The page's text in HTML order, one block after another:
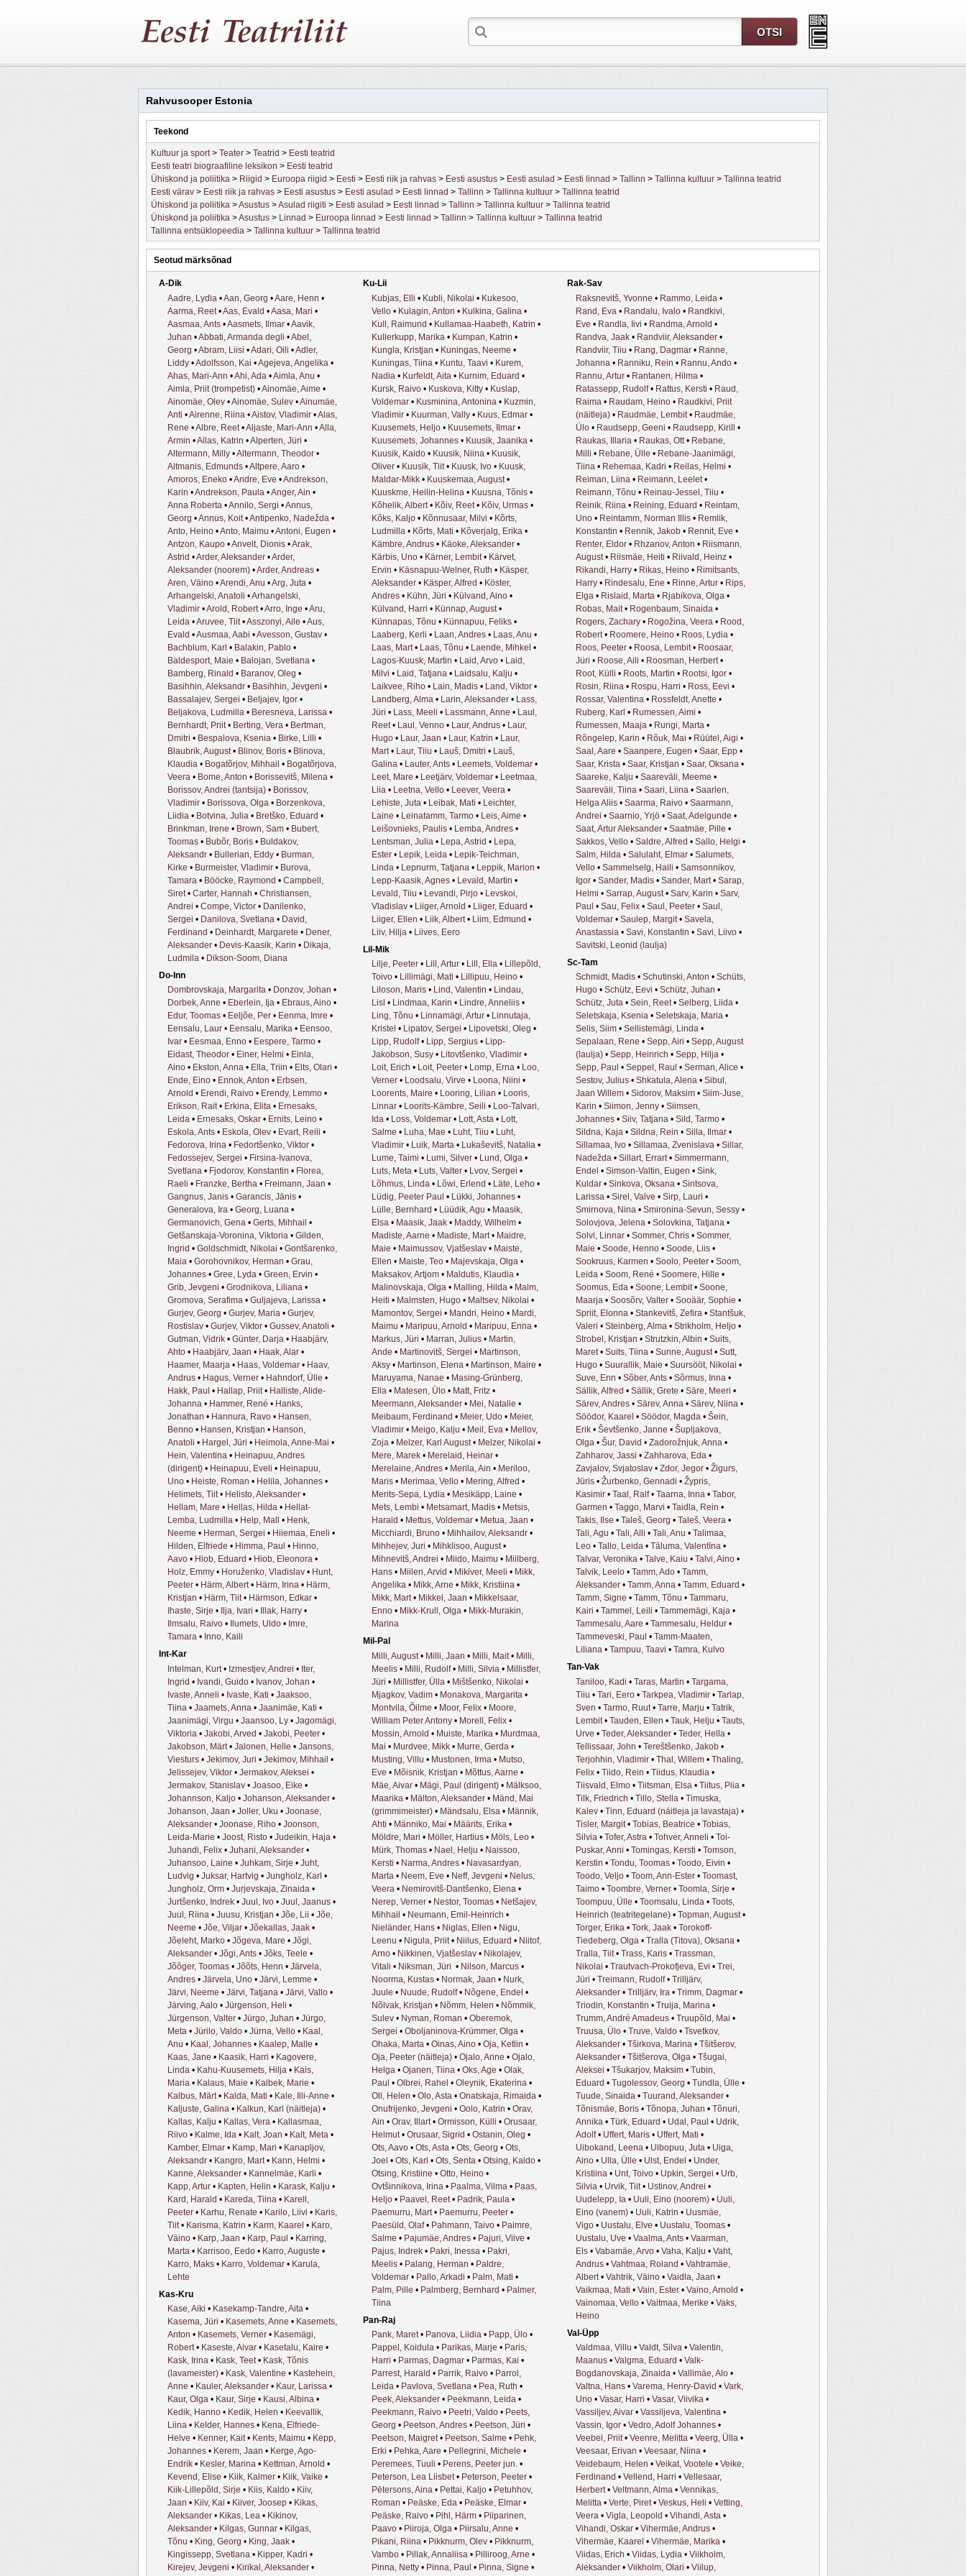
Rahvusooper Estonia
Teekond
Kultuur ja sport> Teater > Teatrid > Eesti teatrid
Eesti teatri biograafiline leksikon > Eesti teatrid
Ühiskond ja poliitika > Riigid > Euroopa riigid > Eesti > Eesti riik ja rahvas > Eesti asustus > Eesti asulad > Eesti linnad > Tallinn > Tallinna kultuur > Tallinna teatrid
Eesti värav > Eesti riik ja rahvas > Eesti asustus > Eesti asulad > Eesti linnad > Tallinn > Tallinna kultuur > Tallinna teatrid
Ühiskond ja poliitika >Asustus >Asulad riigiti > Eesti asulad > Eesti linnad > Tallinn > Tallinna kultuur > Tallinna teatrid
Ühiskond ja poliitika >Asustus > Linnad > Euroopa linnad > Eesti linnad > Tallinn > Tallinna kultuur > Tallinna teatrid
Tallinna entsüklopeedia > Tallinna kultuur > Tallinna teatrid
Seotud märksõnad
A-Dik
Aadre, Lydia •Aan, Georg •Aare, Henn •
Aarma, Reet •Aas, Evald •Aasa, Mari •
Aasmaa, Ants •Aasmets, Ilmar •Aavik,
Juhan •Abbati, Armanda degli •Abel,
Georg •Abram, Liisi •Adari, Oili •Adler,
Liddy •Adolfsson, Kai •Agejeva, Angelika •
Ahas, Mari-Ann •Ahi, Ada •Aimla, Anu •
Aimla, Priit (trompetist) •Ainomäe, Aime •
Ainomäe, Olev •Ainomäe, Sulev •Ainumäe,
Anti •Airenne, Riina •Aistov, Vladimir •Alas,
Rene •Albre, Reet •Aljaste, Mari-Ann •Alla,
Armin •Allas, Katrin •Alperten, Jüri •
Altermann, Milly •Altermann, Theodor •
Altmanis, Edmunds •Altpere, Aaro •
Amoros, Eneko •Andre, Eve •Andrekson,
Karin •Andrekson, Paula •Anger, Ain •
Anna Roberta •Annilo, Sergi •Annus,
Georg •Annus, Koit •Antipenko, Nadežda •
Anto, Heino •Anto, Maimu •Antoni, Eugen •
Antzon, Kaupo •Anvelt, Dionis •Arak,
Astrid •Arder, Aleksander •Arder,
Aleksander (noorem) •Arder, Andreas •
Aren, Väino •Arendi, Anu •Arg, Juta •
Arhangelski, Anatoli •Arhangelski,
Vladimir •Arold, Robert •Arro, Inge •Aru,
Leida •Aruvee, Tiit •Asszonyi, Aile •Aus,
Evald •Ausmaa, Aabi •Avesson, Gustav •
Bachblum, Karl • Balakin, Pablo •
Baldesport, Maie • Balojan, Svetlana •
Bamberg, Rinald • Baranov, Oleg •
Basihhin, Aleksandr • Basihhin, Jevgeni •
Bassalajev, Sergei • Beljajev, Igor •
Beljakova, Ludmilla • Beresneva, Larissa •
Bernhardt, Priit • Berting, Vera • Bertman,
Dmitri • Bespalova, Ksenia • Birke, Lilli •
Blaubrik, August • Blinov, Boris • Blinova,
Klaudia • Bogatõrjov, Mihhail • Bogatõrjova,
Veera • Bome, Anton • Borissevitš, Milena •
Borissov, Andrei (tantsija) • Borissov,
Vladimir • Borissova, Olga • Borzenkova,
Liidia • Botvina, Julia • Bretško, Eduard •
Brinkman, Irene • Brown, Sam • Bubert,
Toomas • Bubõr, Boris • Buldakov,
Aleksandr • Bullerian, Eddy • Burman,
Kirke • Burmeister, Vladimir • Burova,
Tamara • Bööcke, Raymond • Campbell,
Siret • Carter, Hannah • Christiansen,
Andrei • Compe, Victor • Danilenko,
Sergei • Danilova, Svetlana • David,
Ferdinand • Deinhardt, Margarete • Dener,
Aleksander • Devis-Kaasik, Karin • Dikaja,
Ludmila • Dikson-Soom, Diana
Do-Inn
Dombrovskaja, Margarita • Donzov, Johan •
Dorbek, Anne • Eberlein, Ija • Ebraus, Aino •
Edur, Toomas • Eeljõe, Per • Eenma, Imre •
Eensalu, Laur • Eensalu, Marika • Eensoo,
Ivar • Eesmaa, Enno • Eespere, Tarmo •
Eidast, Theodor • Einer, Helmi • Einla,
Aino • Ekston, Anna • Ella, Triin • Elts, Olari •
Ende, Eino • Ennok, Anton • Erbsen,
Arnold • Erendi, Raivo • Erendy, Lemmo •
Erikson, Rait• Erkina, Elita • Ernesaks,
Leida • Ernesaks, Oskar • Ernits, Leino •
Eskola, Ants • Eskola, Olev • Evart, Reili •
Fedorova, Irina • Fedortšenko, Viktor •
Fedossejev, Sergei • Firsina-Ivanova,
Svetlana • Fjodorov, Konstantin • Florea,
Raeli • Franzke, Bertha • Freimann, Jaan •
Gangnus, Janis • Garancis, Jānis •
Generalova, Ira • Georg, Luana •
Germanovich, Gena • Gerts, Mihhail •
Getšanskaja-Voronina, Viktoria • Gilden,
Ingrid • Goldschmidt, Nikolai • Gontšarenko,
Maia • Gorohovnikov, Herman • Grau,
Johannes • Gree, Lyda • Green, Ervin •
Grib, Jevgeni • Grodnikova, Liliana •
Gromova, Serafima • Guljajeva, Larissa •
Gurjev, Georg • Gurjev, Maria • Gurjev,
Rostislav • Gurjev, Viktor • Gussev, Anatoli •
Gutman, Vidrik • Günter, Darja • Haabjärv,
Ahto • Haabjärv, Jaan • Haak, Alar •
Haamer, Maarja • Haas, Voldemar • Haav,
Andrus • Hagus, Verner • Hahndorf, Ülle •
Hakk, Paul • Hallap, Priit• Halliste, Alide-
Johanna • Hammer, René • Hanks,
Jonathan • Hannura, Ravo • Hansen,
Benno • Hansen, Kristjan • Hanson,
Anatoli • Hargel, Jüri • Heimola, Anne-Mai •
Hein, Valentina • Heinapuu, Andres
(dirigent) • Heinapuu, Eveli • Heinapuu,
Uno • Heiste, Roman • Helila, Johannes •
Helimets, Tiit• Helisto, Aleksander •
Hellam, Mare • Hellas, Hilda • Hellat-
Lemba, Ludmilla • Help, Mall • Henk,
Neeme • Herman, Sergei • Hiiemaa, Eneli •
Hilden, Elfriede • Himma, Paul • Hinno,
Aavo • Hiob, Eduard • Hiob, Eleonora •
Holz, Emmy • Horuženko, Vladislav • Hunt,
Peeter • Härm, Albert• Härm, Irina • Härm,
Kristjan • Härm, Tiit• Härmson, Edkar •
Ihaste, Sirje • Ilja, Ivari • Illak, Harry •
Ilmsalu, Raivo • Ilumets, Uldo • Imre,
Tamara • Inno, Kaili
Int-Kar
Intelman, Kurt • Izmestjev, Andrei • Iter,
Ingrid • Ivandi, Guido • Ivanov, Johan •
Ivaste, Anneli • Ivaste, Kati • Jaaksoo,
Tiina • Jaamets, Anna • Jaanimäe, Kati •
Jaanimägi, Virgu • Jaansoo, Ly • Jagomägi,
Viktoria • Jakobi, Arved • Jakobi, Peeter •
Jakobson, Märt • Jalonen, Helle • Jansons,
Viesturs • Jekimov, Juri • Jekimov, Mihhail •
Jelissejev, Viktor • Jermakov, Aleksei •
Jermakov, Stanislav • Joasoo, Eike •
Johannson, Kaljo • Johanson, Aleksander •
Johanson, Jaan • Joller, Uku • Joonase,
Aleksander • Joonase, Riho • Joonson,
Leida-Marie • Joost, Risto • Judeikin, Haja •
Juhandi, Felix • Juhani, Aleksander •
Juhansoo, Laine • Juhkam, Sirje • Juht,
Ludvig • Juksar, Hartvig • Jungholz, Karl •
Jungholz, Orm • Jurjevskaja, Zinaida •
Jurtšenko, Indrek • Juul, Ivo • Juul, Jaanus •
Juul, Riina • Juusu, Kristjan • Jõe, Lii • Jõe,
Neeme • Jõe, Viljar • Jõekallas, Jaak •
Jõeleht, Marko • Jõgeva, Mare • Jõgi,
Aleksander • Jõgi, Ants • Jõks, Teele •
Jõõger, Toomas • Jõõts, Henn • Järvela,
Andres • Järvela, Uno • Järvi, Lemme •
Järvi, Neeme • Järvi, Tatjana • Järvi, Vallo •
Järving, Aalo • Jürgenson, Heli •
Jürgenson, Valter • Jürgo, Juhan • Jürgo,
Meta • Jürilo, Valdo • Jürna, Vello • Kaal,
Anu • Kaal, Johannes • Kaalep, Malle •
Kaas, Jane • Kaasik, Harri • Kagovere,
Linda • Kahu-Kuusemets, Hilja • Kais,
Maria • Kalaus, Maie • Kalbek, Marie •
Kalbus, Märt • Kalda, Mati • Kale, Illi-Anne •
Kaljuste, Galina • Kalkun, Karl (näitleja) •
Kallas, Kalju • Kallas, Vera • Kallasmaa,
Riivo • Kalme, Ida • Kalt, Joan • Kalt, Meta •
Kamber, Elmar • Kamp, Mari • Kanapljov,
Aleksandr • Kangro, Mart • Kann, Helmi •
Kanne, Aleksander • Kannelmäe, Karli •
Kapp, Artur • Kapten, Helin • Karask, Kalju •
Kard, Harald • Kareda, Tiina • Karell,
Peeter • Karhu, Renate • Karilo, Liivi • Karis,
Tiit • Karisma, Katrin • Karm, Kaarel • Karo,
Väino • Karp, Jaan • Karp, Paul • Karring,
Marta • Karrisoo, Eedo • Karro, Auguste •
Karro, Maks • Karro, Voldemar • Karula,
Lehte
Kas-Kru
Kase, Aiki • Kasekamp-Tandre, Aita •
Kasema, Jüri • Kasemets, Anne • Kasemets,
Anton • Kasemets, Verner • Kasemägi,
Robert• Kaseste, Aivar • Kasetalu, Kaire •
Kask, Irina • Kask, Teet• Kask, Tõnis
(lavameister) • Kask, Valentine • Kastehein,
Anne • Kauler, Aleksander • Kaur, Larissa •
Kaur, Olga • Kaur, Sirje • Kausi, Albina •
Kedik, Hanno • Kedik, Helen • Keevallik,
Liina • Kelder, Hannes • Kena, Elfriede-
Helve • Kenner, Kait• Kents, Maimu • Kepp,
Johannes • Kerem, Jaan • Kerge, Ago-
Endrik • Kesler, Marina • Kettman, Arnold •
Kevend, Elise • Kiik, Kalmer • Kiik, Vaike •
Kiik-Lillepõld, Sirje • Kiis, Kaldo • Kiiv,
Jaan • Kiiv, Kai • Kiiver, Joosep • Kikas,
Aleksander • Kikas, Lea • Kikinov,
Aleksander • Kilgas, Gunnar • Kilgas,
Tõnu • King, Georg • King, Jaak •
Kingissepp, Svetlana • Kipper, Kadri •
Kirejev, Jevgeni • Kirikal, Aleksander •
Ku-Lii
Kubjas, Elli • Kubli, Nikolai • Kukesoo,
Vello • Kulagin, Anton • Kulkina, Galina •
Kull, Raimund • Kullamaa-Haabeth, Katrin •
Kullerkupp, Marika • Kumpan, Katrin •
Kungla, Kristjan • Kuningas, Neeme •
Kuningas, Tiina • Kuntu, Taavi • Kurem,
Nadia • Kurfeldt, Aita • Kurnim, Eduard •
Kursk, Raivo • Kuskova, Kitty • Kuslap,
Voldemar • Kusminina, Antonina • Kuzmin,
Vladimir • Kuurman, Vally • Kuus, Edmar •
Kuusemets, Heljo • Kuusemets, Ilmar •
Kuusemets, Johannes • Kuusik, Jaanika •
Kuusik, Kaido • Kuusik, Niina • Kuusik,
Oliver • Kuusik, Tiit • Kuusk, Ivo • Kuusk,
Maldar-Mikk • Kuuskemaa, August •
Kuuskme, Heilin-Helina • Kuusna, Tõnis •
Kõhelik, Albert • Kõiv, Reet • Kõiv, Urmas •
Kõks, Kaljo • Kõnnusaar, Milvi • Kõrts,
Ludmilla • Kõrts, Mati • Kõverjalg, Erika •
Kämbre, Andrus • Käoke, Aleksander •
Kärbis, Uno • Kärner, Lembit • Kärvet,
Ervin • Käsnapuu-Welner, Ruth • Käsper,
Aleksander • Käsper, Alfred • Köster,
Andres • Kühn, Jüri • Külvand, Aino •
Külvand, Harri • Künnap, August •
Künnapas, Tõnu • Künnapuu, Feliks •
Laaberg, Kerli • Laan, Andres • Laas, Anu •
Laas, Mart • Laas, Tõnu • Laende, Mihkel •
Lagos-Kuusk, Martin • Laid, Arvo • Laid,
Milvi • Laid, Tatjana • Laidsalu, Kalju •
Laikvee, Riho • Lain, Madis • Land, Viktor •
Landberg, Alma • Larin, Aleksander • Lass,
Jüri • Lass, Meeli • Lassmann, Anne • Laul,
Reet • Laul, Venno • Laur, Andrus • Laur,
Hugo • Laur, Jaan • Laur, Katrin • Laur,
Mart • Laur, Tiiu • Lauš, Dmitri • Lauš,
Galina • Lauter, Ants • Leemets, Voldemar •
Leet, Mare • Leetjärv, Voldemar • Leetmaa,
Liia • Leetna, Vello • Leever, Veera •
Lehiste, Juta • Leibak, Mati • Leichter,
Laine • Leinatamm, Tarmo • Leis, Aime •
Leišovnieks, Paulis • Lemba, Andres •
Lentsman, Julia • Lepa, Astrid • Lepa,
Ester • Lepik, Leida • Lepik-Teichman,
Linda • Lepnurm, Tatjana • Leppik, Marion •
Lepp-Kaasik, Agnes • Levald, Martin •
Levald, Tiiu • Levandi, Pirjo • Levskoi,
Vladislav • Liiger, Arnold • Liiger, Eduard •
Liiger, Ellen • Liik, Albert • Liim, Edmund •
Liiv, Hilja • Liives, Eero
Lil-Mik
Lilje, Peeter • Lill, Artur • Lill, Ella • Lillepõld,
Toivo • Lillimägi, Mati • Lillipuu, Heino •
Liloson, Maris • Lind, Valentin • Lindau,
Lisl • Lindmaa, Karin • Lindre, Anneliis •
Ling, Tõnu • Linnamägi, Artur • Linnutaja,
Kristel • Lipatov, Sergei • Lipovetski, Oleg •
Lipp, Rudolf• Lipp, Sergius • Lipp-
Jakobson, Susy • Litovtšenko, Vladimir •
Loit, Erich • Loit, Peeter • Lomp, Erna • Loo,
Verner • Loodsalu, Virve • Loona, Niini •
Loorents, Maire • Looring, Lilian • Looris,
Linnar • Loorits-Kämbre, Seili • Loo-Talvari,
Ida • Loss, Voldemar • Lott, Asta • Lott,
Salme • Luha, Mae • Luht, Tiiu • Luht,
Vladimir • Luik, Marta • Lukaševitš, Natalia •
Lume, Taimi • Lumi, Silver • Lund, Olga •
Luts, Meta • Luts, Valter • Lvov, Sergei •
Lõhmus, Linda • Lõwi, Erlend • Läte, Leho •
Lüdig, Peeter Paul • Lükki, Johannes •
Lülle, Bernhard • Lüüdik, Agu • Maasik,
Elsa • Maasik, Jaak • Maddy, Wilhelm •
Madiste, Aarne • Madiste, Mart• Maidre,
Maie • Maimussov, Vjatšeslav • Maiste,
Ellen • Maiste, Teo • Majevskaja, Olga •
Maksakov, Artjom • Maldutis, Klaudia •
Malinovskaja, Olga • Malling, Hilda • Malm,
Heiti • Malmsten, Hugo • Maltsev, Nikolai •
Mamontov, Sergei • Mandri, Heino • Mardi,
Maimu • Maripuu, Arnold • Maripuu, Enna •
Markus, Jüri • Marran, Julius • Martin,
Ande • Martinovitš, Sergei • Martinson,
Aksy • Martinson, Elena • Martinson, Maire •
Maruyama, Nanae • Masing-Grünberg,
Ella • Matesen, Ülo • Matt, Fritz •
Meermann, Aleksander • Mei, Natalie •
Meibaum, Ferdinand • Meier, Udo • Meier,
Vladimir • Meigo, Kalju • Meil, Eva • Mellov,
Zoja • Melzer, Karl August• Melzer, Nikolai •
Mere, Marek • Merelaid, Heinar •
Merelaine, Andres • Merila, Ain • Meriloo,
Maris • Merimaa, Vello • Mering, Alfred •
Merits-Sepa, Lydia • Mesikäpp, Laine •
Mets, Lembi • Metsamart, Madis • Metsis,
Harald • Mettus, Voldemar • Metua, Jaan •
Micchiardi, Bruno • Mihhailov, Aleksandr •
Mihhejev, Juri • Mihklisoo, August•
Mihnevitš, Andrei • Miido, Maimu • Miilberg,
Hans • Miilen, Arvid • Mikiver, Meeli • Mikk,
Angelika • Mikk, Arne • Mikk, Kristiina •
Mikk, Mart• Mikkel, Jaan • Mikkelsaar,
Enno • Mikk-Krull, Olga • Mikk-Murakin,
Marina
Mil-Pal
Milli, August • Milli, Jaan • Milli, Mait • Milli,
Meelis • Milli, Rudolf• Milli, Silvia • Millistfer,
Jüri • Millistfer, Ülla • Mištšenko, Nikolai •
Mjagkov, Vadim • Monakova, Margarita •
Montvila, Õilme • Moor, Felix • Moore,
William Peter Antony • Morell, Felix •
Mossin, Arnold • Muiste, Marika • Murdmaa,
Mai • Murdvee, Mikk • Murre, Gerda •
Musting, Villu • Mustonen, Irma • Mutso,
Eve • Mõisnik, Kristjan • Mõttus, Aarne •
Mäe, Aivar • Mägi, Paul (dirigent) • Mälksoo,
Maarika • Mälton, Aleksander • Mänd, Mai
(grimmimeister) • Mändsalu, Elsa • Männik,
Ahti • Männiko, Mai • Määrits, Erika •
Möldre, Mari • Möller, Hartius • Möls, Leo •
Mürk, Thomas • Nael, Helju • Naissoo,
Kersti • Narma, Andres • Navasardyan,
Marta • Neem, Eve • Neff, Jevgeni • Nelus,
Veera • Nemirovitš-Dantšenko, Elena •
Nerep, Verner • Nestor, Toomas • Netšajev,
Mihhail • Neumann, Emil-Heinrich •
Nieländer, Hans • Niglas, Ellen • Nigu,
Leenu • Nigula, Priit • Niilus, Eduard • Niitof,
Arno • Nikkinen, Vjatšeslav • Nikolajev,
Vitali • Niksman, Jüri • Nilson, Marcus •
Noorma, Kustas • Normak, Jaan • Nurk,
Juule • Nuude, Rudolf• Nõgene, Endel •
Nõlvak, Kristjan • Nõmm, Helen • Nõmmik,
Sulev • Nyman, Roman • Oberemok,
Sergei • Oboljaninova-Krümmer, Olga •
Ohaka, Marta • Oinas, Aino • Oja, Ketlin •
Oja, Peeter (näitleja) • Ojalo, Anne • Ojalo,
Helga • Ojanen, Tiina • Oks, Age • Olak,
Paul • Olbrei, Rahel • Oleynik, Ekaterina •
Oll, Helen • Olo, Asta • Onatskaja, Rimaida •
Onufrijenko, Jevgeni • Oolo, Katrin • Orav,
Ain • Orav, Illart • Ormisson, Külli • Orusaar,
Helmut • Orusaar, Sigrid • Ostanin, Oleg •
Ots, Aavo • Ots, Asta • Ots, Georg • Ots,
Joel • Ots, Karl • Ots, Senta • Otsing, Kaido •
Otsing, Kristiine • Otto, Heino •
Ovtšinnikova, Irina • Paalma, Vilma • Paas,
Heljo • Paavel, Reet • Padrik, Paula •
Paemurru, Mart • Paemurru, Peeter •
Paesüld, Olaf• Pahmann, Taivo • Paimre,
Salme • Pajumäe, Andres • Pajuri, Viive •
Pajus, Indrek • Pakri, Inessa • Pakri,
Meelis • Palang, Herman • Paldre,
Voldemar • Pallo, Arkadi • Palm, Mati •
Palm, Pille • Palmberg, Bernhard • Palmer,
Tiina
Pan-Raj
Pank, Maret• Panova, Liidia • Papp, Ülo •
Pappel, Koidula • Parikas, Marje • Paris,
Harri • Parmas, Dagmar • Parmas, Kai •
Parrest, Harald • Parrik, Raivo • Parrol,
Leida • Pavlova, Svetlana • Pea, Ruth •
Peek, Aleksander • Peekmann, Leida •
Peekmann, Raivo • Peetri, Valdo • Peets,
Georg • Peetson, Andres • Peetson, Jüri •
Peetson, Maigret• Peetson, Salme • Pehk,
Erki • Pehka, Aare • Pellegrini, Michele •
Peremees, Tuuli • Perens, Peeter jun. •
Peterson, Lea Liisbet• Peterson, Peeter •
Pētersons, Aina • Pettai, Kaljo • Petuhhov,
Roman • Peäske, Eda • Peäske, Elmar •
Peäske, Raivo • Pihl, Härm • Piiparinen,
Paavo • Piiroja, Olga • Piirsalu, Anne •
Pikani, Riina • Pikknurm, Olev • Pikknurm,
Vambo • Pillak, Annaliisa • Pilliroog, Arne •
Pinna, Netty • Pinna, Paul • Pinna, Signe •
Rak-Sav
Raksnevitš, Yvonne • Rammo, Leida •
Rand, Eva • Randalu, Ivalo • Randkivi,
Eve • Randla, Iivi • Randma, Arnold •
Randva, Jaak • Randviir, Aleksander •
Randviir, Tiiu • Rang, Dagmar • Ranne,
Johanna • Ranniku, Rein • Rannu, Ando •
Rannu, Artur • Rantanen, Hilma •
Ratassepp, Rudolf• Rattus, Kersti • Raud,
Raima • Raudam, Heino • Raudkivi, Priit
(näitleja) • Raudmäe, Lembit • Raudmäe,
Ülo • Raudsepp, Geeni • Raudsepp, Kirill •
Raukas, Illaria • Raukas, Ott • Rebane,
Milli • Rebane, Ülle • Rebane-Jaanimägi,
Tiina • Rehemaa, Kadri • Reilas, Helmi •
Reiman, Liina • Reimann, Leelet •
Reimann, Tõnu • Reinau-Jessel, Tiiu •
Reinik, Riina • Reining, Eduard • Reintam,
Uno • Reintamm, Norman Illis • Remlik,
Konstantin • Rennik, Jakob • Rennit, Eve •
Renter, Eldor • Rhzanov, Anton • Riismann,
August • Riismäe, Heiti • Riivald, Heinz •
Rikandi, Harry • Rikas, Heino • Rimitsants,
Harry • Rindesalu, Ene • Rinne, Artur • Rips,
Elga • Rislaid, Marta • Rjabikova, Olga •
Robas, Mait • Rogenbaum, Sinaida •
Rogers, Zachary • Rogožina, Veera • Rood,
Robert • Roomere, Heino • Roos, Lydia •
Roos, Peeter • Roosa, Lembit • Roosaar,
Jüri • Roose, Aili • Roosman, Herbert •
Root, Külli • Roots, Martin • Rootsi, Igor •
Rosin, Riina • Rospu, Harri • Ross, Eevi •
Rossar, Valentina • Rossfeldt, Anette •
Ruberg, Karl • Rumessen, Aimi •
Rumessen, Maaja • Rungi, Marta •
Rõngelep, Karin • Rõuk, Mai • Rüütel, Aigi •
Saal, Aare • Saanpere, Eugen • Saar, Epp •
Saar, Krista • Saar, Kristjan • Saar, Oksana •
Saareke, Kalju • Saareväli, Meeme •
Saareväli, Tiina • Saari, Liina • Saarlen,
Helga Aliis • Saarma, Raivo • Saarmann,
Andrei • Saarnio, Yrjö • Saat, Adelgunde •
Saat, Artur Aleksander • Saatmäe, Pille •
Sakkos, Vello • Saldre, Alfred • Sallo, Helgi •
Salm, Hilda • Salulaht, Elmar • Salumets,
Vello • Sammelselg, Haili • Samsonnikov,
Igor • Sander, Madis • Sander, Mart • Sarap,
Helmi • Sarrap, August • Sarv, Karin • Sarv,
Paul • Sau, Felix • Saul, Peeter • Saul,
Voldemar • Saulep, Margit • Savela,
Anastassia • Savi, Konstantin • Savi, Liivo •
Savitski, Leonid (laulja)
Sc-Tam
Schmidt, Madis • Schutinski, Anton • Schüts,
Hugo • Schütz, Eevi • Schütz, Juhan •
Schütz, Juta • Sein, Reet• Selberg, Liida •
Seletskaja, Ksenia • Seletskaja, Maria •
Selis, Siim • Sellistemägi, Linda •
Sepalaan, Rene • Sepp, Airi • Sepp, August
(laulja) • Sepp, Heinrich • Sepp, Hilja •
Sepp, Paul • Seppel, Raul • Serman, Alice •
Sestov, Julius • Shkatula, Alena • Sibul,
Jaan Willem • Sidorov, Maksim • Siim-Juse,
Karin • Siimon, Jenny • Siimsen,
Johannes • Siiv, Tatjana • Sild, Tarmo •
Sildna, Kaja • Sildna, Rein • Silla, Ilmar •
Sillamaa, Ivo • Sillamaa, Zvenislava • Sillar,
Nadežda • Sillart, Errart• Simmermann,
Endel • Simson-Valtin, Eugen • Sink,
Kuldar • Sinkova, Oksana • Sintsova,
Larissa • Sirel, Valve • Sirp, Lauri •
Smirnova, Nina • Smironina-Sevun, Sessy •
Solovjova, Jelena • Solovkina, Tatjana •
Solvi, Linnar • Sommer, Chris • Sommer,
Maie • Soode, Henno • Soode, Liis •
Sookruus, Karmen • Soolo, Peeter • Soom,
Leida • Soom, René • Soomere, Hille •
Soomus, Eda • Soone, Lembit• Soone,
Maarja • Soosõrv, Valter • Sooäär, Sophie •
Spriit, Elonna • Stankevitš, Zefira • Stantšuk,
Valeri • Steinberg, Alma • Strikholm, Heljo •
Strobel, Kristjan • Strutzkin, Albin • Suits,
Maret• Suits, Tiina • Sunne, August• Sutt,
Hugo • Suurallik, Maie • Suursööt, Nikolai •
Suve, Enn • Sõber, Ants • Sõrmus, Inna •
Sällik, Alfred • Sällik, Grete • Säre, Meeri •
Särev, Andres • Särev, Anna • Särev, Niina •
Söödor, Kaarel • Söödor, Magda • Šein,
Erik • Ševtšenko, Janne • Šupljakova,
Olga • Šur, David • Zadorožnjuk, Anna •
Zahharov, Jassi • Zahharova, Eda •
Zavjalov, Svjatoslav • Zdor, Jegor • Žigurs,
Jūris • Žurbenko, Gennadi • Žypris,
Kasimir • Taal, Ralf• Taarna, Inna • Tabor,
Garmen • Taggo, Marvi • Taidla, Rein •
Takis, Ilse • Taleš, Georg • Taleš, Veera •
Tali, Agu • Tali, Alli • Tali, Anu • Talimaa,
Leo • Tallo, Leida • Tāluma, Valentīna •
Talvar, Veronika • Talve, Kaiu • Talvi, Aino •
Talvik, Leelo • Tamm, Ado • Tamm,
Aleksander • Tamm, Anna • Tamm, Eduard •
Tamm, Signe • Tamm, Tõnu • Tammaru,
Kairi • Tammel, Leili • Tammemägi, Kaja •
Tammesalu, Aare • Tammesalu, Heldur •
Tammeveski, Paul • Tamm-Maaten,
Liliana • Tampuu, Taavi • Tamra, Kulvo
Tan-Vak
Taniloo, Kadi • Taras, Martin • Targama,
Tiiu • Tari, Eero • Tarkpea, Vladimir • Tarlap,
Sven • Tarmo, Ruut • Tarre, Marju • Tatrik,
Lembit • Tauden, Ellen • Tauk, Helju • Tauts,
Urve • Teder, Aleksander • Teder, Hella •
Tellissaar, John • Tereštšenko, Jakob •
Terjohhin, Vladimir • Thal, Willem • Thaling,
Felix • Tiido, Rein • Tiidus, Klaudia •
Tiisvald, Elmo • Tiitsman, Elsa • Tiitus, Piia •
Tilk, Friedrich • Tillo, Stella • Timuska,
Kalev • Tinn, Eduard (näitleja ja lavastaja) •
Tisler, Margit • Tobias, Beatrice • Tobias,
Silvia • Tofer, Astra • Tohver, Anneli • Toi-
Puskar, Anni • Tomingas, Kersti • Tomson,
Kerstin • Tondu, Toomas • Toodo, Eivin •
Toodo, Veljo • Toom, Ann-Ester • Toomast,
Taimo • Toombre, Verner • Toomla, Sirje •
Toompuu, Ülle • Toomsalu, Linda • Toots,
Heinrich (teatritegelane) • Topman, August •
Torger, Erika • Tork, Jaak • Torokoff-
Tiedeberg, Olga • Tralla (Titova), Oksana •
Tralla, Tiit • Trass, Karis • Trassman,
Nikolai • Trautvach-Prokofjeva, Evi • Trei,
Jüri • Treimann, Rudolf• Trilljärv,
Aleksander • Trilljärv, Ira • Trimm, Dagmar •
Triodin, Konstantin • Truija, Marina •
Trumm, André Amadeus • Truupõld, Mai •
Truusa, Ülo • Truve, Valdo • Tsvetkov,
Aleksander • Tširkova, Marina • Tšitšerov,
Aleksander • Tšitšerova, Olga • Tšugai,
Aleksei • Tšukarjov, Maksim • Tubin,
Eduard • Tugolessov, Georg • Tundla, Ülle •
Tuude, Sinaida • Tuurand, Aleksander •
Tõnismäe, Boris • Tõnopa, Juhan • Tõnuri,
Annika • Türk, Eduard • Udal, Paul • Udrik,
Adolf• Uffert, Maris • Uffert, Mati •
Uibokand, Leena • Uibopuu, Juta • Uiga,
Aino • Ulla, Ülle • Ulst, Endel • Under,
Kristiina • Unt, Toivo • Upkin, Sergei • Urb,
Silvia • Urvik, Tiit • Ustinov, Andrei •
Uudelepp, Ia • Uuli, Eino (noorem) • Uuli,
Eino (vanem) • Uuli, Katrin • Uusmäe,
Vigo • Uustalu, Elve • Uustalu, Toomas •
Uustalu, Uve • Vaalma, Ants • Vaarman,
Els • Vabamäe, Arvo • Vaha, Kalju • Vaht,
Andrus • Vahtmaa, Roland • Vahtramäe,
Albert • Vahtrik, Väino • Vaidla, Jaan •
Vaikmaa, Mati • Vain, Ester • Vaino, Arnold •
Vainomaa, Vello • Vaitmaa, Merike • Vaks,
Heino
Val-Üpp
Valdmaa, Villu • Valdt, Silva • Valentin,
Maanus • Valgma, Eduard • Valk-
Bogdanovskaja, Zinaida • Vallimäe, Alo •
Valtna, Hans • Varema, Henry-David • Vark,
Uno • Vasar, Harri • Vasar, Viivika •
Vassiljev, Aivar • Vassiljeva, Valentina •
Vassin, Igor • Vedro, Adolf Johannes •
Veebel, Priit• Veenre, Melitta • Veerg, Ülla •
Veesaar, Erivan • Veesaar, Niina •
Veidebaum, Helen • Veikat, Vootele • Veike,
Ferdinand • Vellend, Harri • Vellesaar,
Herbert• Veltmann, Alma • Vennikas,
Melitta • Verte, Piret• Veskus, Heli • Vetting,
Veera • Vigla, Leopold • Vihandi, Asta •
Vihandi, Oskar • Vihermäe, Andrus •
Vihermäe, Kaarel • Vihermäe, Marika •
Viidas, Erich • Viidas, Lydia • Viikholm,
Aleksander • Viikholm, Olari • Viilup,